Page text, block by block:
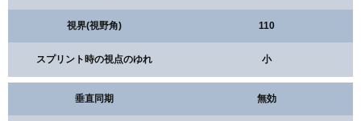
視界(視野角) 110
スプリント時の視点のゆれ 小
垂直同期 無効